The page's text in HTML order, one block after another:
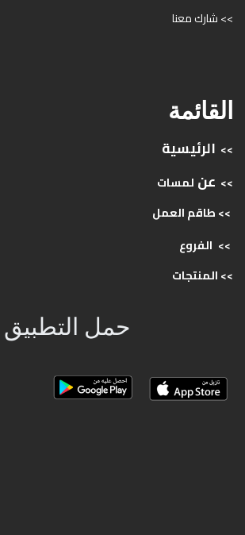
>> شارك معنا
القائمة
>> الرئيسية
>> عن لمسات
>> طاقمالعمل
>> الفروع
>>المنتجات
حمل التطبيق